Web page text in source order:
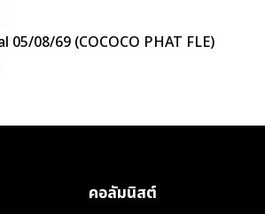
05/08/69 (COCOCO PHAT FLE)
คอลัมนิสต์